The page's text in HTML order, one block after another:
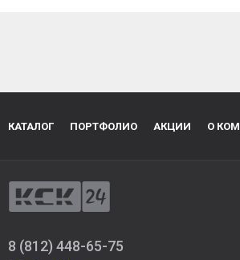
КАТАЛОГ ПОРТФОЛИО АКЦИИ О
8 (812) 448-65-75